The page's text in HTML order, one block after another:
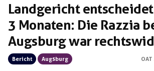
Landgericht
3 Monaten: Die Razzia
Augsburg war
Bericht Augsburg